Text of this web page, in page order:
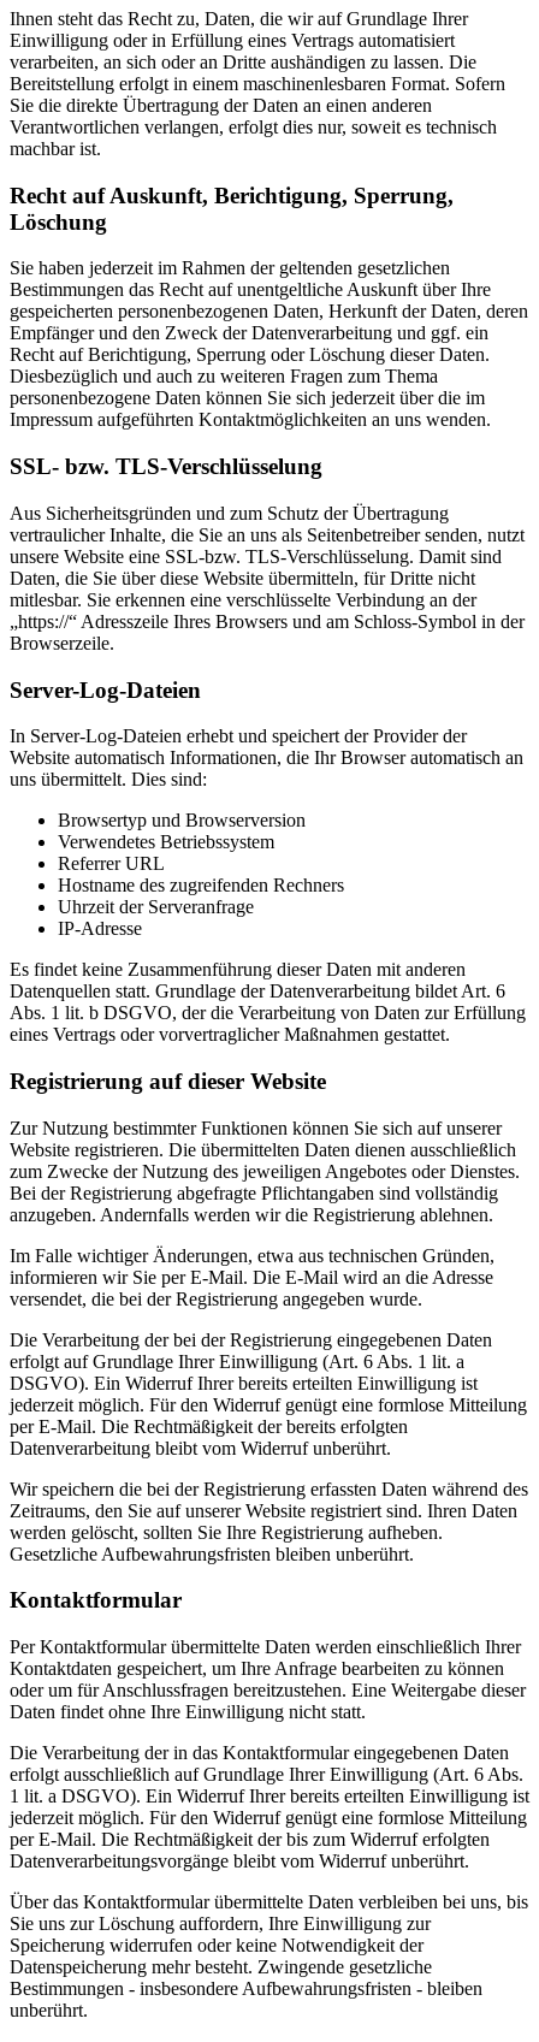
Ihnen steht das Recht zu, Daten, die wir auf Grundlage Ihrer
Einwilligung oder in Erfüllung eines Vertrags automatisiert
verarbeiten, an sich oder an Dritte aushändigen zu lassen. Die
Bereitstellung erfolgt in einem maschinenlesbaren Format. Sofern
Sie die direkte Übertragung der Daten an einen anderen
Verantwortlichen verlangen, erfolgt dies nur, soweit es technisch
machbar ist.
Recht auf Auskunft, Berichtigung, Sperrung,
Löschung
Sie haben jederzeit im Rahmen der geltenden gesetzlichen
Bestimmungen das Recht auf unentgeltliche Auskunft über Ihre
gespeicherten personenbezogenen Daten, Herkunft der Daten, deren
Empfänger und den Zweck der Datenverarbeitung und ggf. ein
Recht auf Berichtigung, Sperrung oder Löschung dieser Daten.
Diesbezüglich und auch zu weiteren Fragen zum Thema
personenbezogene Daten können Sie sich jederzeit über die im
Impressum aufgeführten Kontaktmöglichkeiten an uns wenden.
SSL- bzw. TLS-Verschlüsselung
Aus Sicherheitsgründen und zum Schutz der Übertragung
vertraulicher Inhalte, die Sie an uns als Seitenbetreiber senden, nutzt
unsere Website eine SSL-bzw. TLS-Verschlüsselung. Damit sind
Daten, die Sie über diese Website übermitteln, für Dritte nicht
mitlesbar. Sie erkennen eine verschlüsselte Verbindung an der
„https://“ Adresszeile Ihres Browsers und am Schloss-Symbol in der
Browserzeile.
Server-Log-Dateien
In Server-Log-Dateien erhebt und speichert der Provider der
Website automatisch Informationen, die Ihr Browser automatisch an
uns übermittelt. Dies sind:
Browsertyp und Browserversion
Verwendetes Betriebssystem
Referrer URL
Hostname des zugreifenden Rechners
Uhrzeit der Serveranfrage
IP-Adresse
Es findet keine Zusammenführung dieser Daten mit anderen
Datenquellen statt. Grundlage der Datenverarbeitung bildet Art. 6
Abs. 1 lit. b DSGVO, der die Verarbeitung von Daten zur Erfüllung
eines Vertrags oder vorvertraglicher Maßnahmen gestattet.
Registrierung auf dieser Website
Zur Nutzung bestimmter Funktionen können Sie sich auf unserer
Website registrieren. Die übermittelten Daten dienen ausschließlich
zum Zwecke der Nutzung des jeweiligen Angebotes oder Dienstes.
Bei der Registrierung abgefragte Pflichtangaben sind vollständig
anzugeben. Andernfalls werden wir die Registrierung ablehnen.
Im Falle wichtiger Änderungen, etwa aus technischen Gründen,
informieren wir Sie per E-Mail. Die E-Mail wird an die Adresse
versendet, die bei der Registrierung angegeben wurde.
Die Verarbeitung der bei der Registrierung eingegebenen Daten
erfolgt auf Grundlage Ihrer Einwilligung (Art. 6 Abs. 1 lit. a
DSGVO). Ein Widerruf Ihrer bereits erteilten Einwilligung ist
jederzeit möglich. Für den Widerruf genügt eine formlose Mitteilung
per E-Mail. Die Rechtmäßigkeit der bereits erfolgten
Datenverarbeitung bleibt vom Widerruf unberührt.
Wir speichern die bei der Registrierung erfassten Daten während des
Zeitraums, den Sie auf unserer Website registriert sind. Ihren Daten
werden gelöscht, sollten Sie Ihre Registrierung aufheben.
Gesetzliche Aufbewahrungsfristen bleiben unberührt.
Kontaktformular
Per Kontaktformular übermittelte Daten werden einschließlich Ihrer
Kontaktdaten gespeichert, um Ihre Anfrage bearbeiten zu können
oder um für Anschlussfragen bereitzustehen. Eine Weitergabe dieser
Daten findet ohne Ihre Einwilligung nicht statt.
Die Verarbeitung der in das Kontaktformular eingegebenen Daten
erfolgt ausschließlich auf Grundlage Ihrer Einwilligung (Art. 6 Abs.
1 lit. a DSGVO). Ein Widerruf Ihrer bereits erteilten Einwilligung ist
jederzeit möglich. Für den Widerruf genügt eine formlose Mitteilung
per E-Mail. Die Rechtmäßigkeit der bis zum Widerruf erfolgten
Datenverarbeitungsvorgänge bleibt vom Widerruf unberührt.
Über das Kontaktformular übermittelte Daten verbleiben bei uns, bis
Sie uns zur Löschung auffordern, Ihre Einwilligung zur
Speicherung widerrufen oder keine Notwendigkeit der
Datenspeicherung mehr besteht. Zwingende gesetzliche
Bestimmungen - insbesondere Aufbewahrungsfristen - bleiben
unberührt.